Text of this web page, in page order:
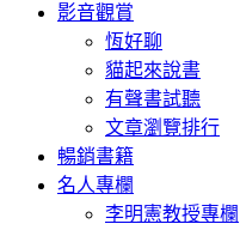
影音觀賞
恆好聊
貓起來說書
有聲書試聽
文章瀏覽排行
暢銷書籍
名人專欄
李明憲教授專欄